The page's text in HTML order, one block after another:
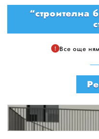
“строителна
Все още